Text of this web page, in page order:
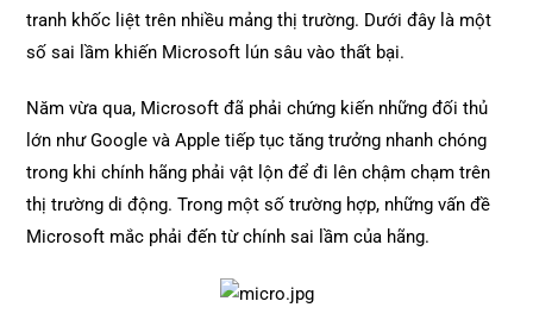
tranh khốc liệt trên nhiều mảng thị trường. Dưới đây là một
số sai lầm khiến Microsoft lún sâu vào thất bại.
Năm vừa qua, Microsoft đã phải chứng kiến những đối thủ
lớn như Google và Apple tiếp tục tăng trưởng nhanh chóng
trong khi chính hãng phải vật lộn để đi lên chậm chạm trên
thị trường di động. Trong một số trường hợp, những vấn đề
Microsoft mắc phải đến từ chính sai lầm của hãng.